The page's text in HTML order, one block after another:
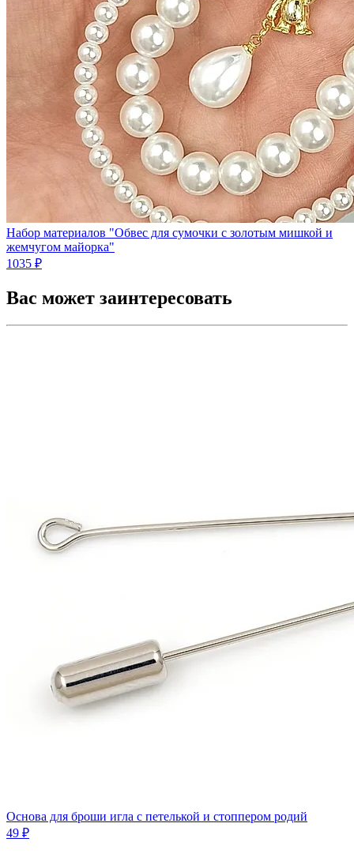
Набор материалов "Обвес для сумочки с золотым мишкой и
жемчугом майорка"
1035 ₽
Вас может заинтересовать
Основа для броши игла с петелькой и стоппером родий
49 ₽